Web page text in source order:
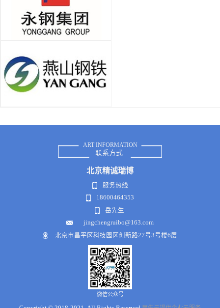
ART INFORMATION
联系方式
北京精诚瑞博
服务热线
18600464353
岳先生
jingchengruibo@163.com
北京市昌平区科技园区创新路27号3号楼6层
微信公众号